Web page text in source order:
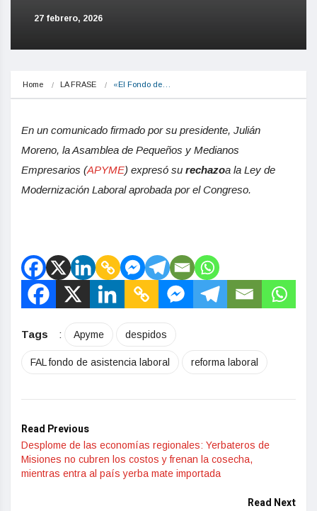
27 febrero, 2026
Home LA FRASE «El Fondo de…
En un comunicado firmado por su presidente, Julián
Moreno, la Asamblea de Pequeños y Medianos
Empresarios (APYME) expresó su rechazoa la Ley de
Modernización Laboral aprobada por el Congreso.
Tags : Apyme despidos
FAL fondo de asistencia laboral reforma laboral
Read Previous
Desplome de las economías regionales: Yerbateros de
Misiones no cubren los costos y frenan la cosecha,
mientras entra al país yerba mate importada
Read Next